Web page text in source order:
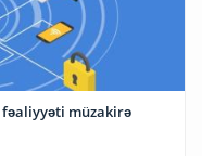
müzakirə